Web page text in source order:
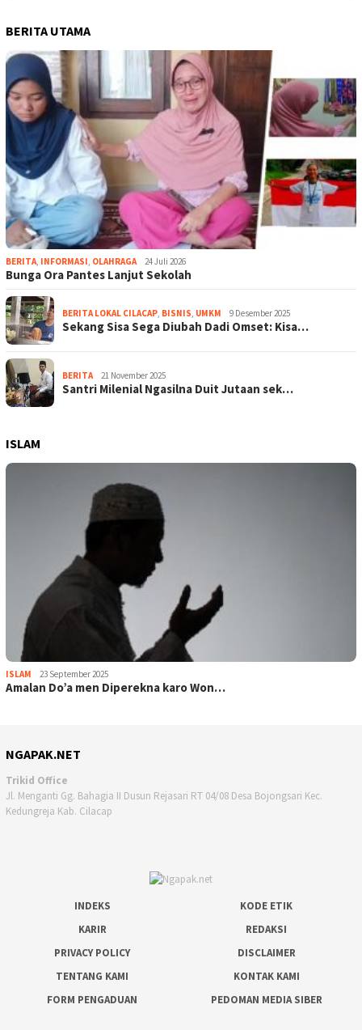
BERITA UTAMA
BERITA, INFORMASI, OLAHRAGA 24 Juli 2026
Bunga Ora Pantes Lanjut Sekolah
BERITA LOKAL CILACAP, BISNIS, UMKM 9 Desember 2025
Sekang Sisa Sega Diubah Dadi Omset: Kisa…
BERITA 21 November 2025
Santri Milenial Ngasilna Duit Jutaan sek…
ISLAM
ISLAM 23 September 2025
Amalan Do’a men Diperekna karo Won…
NGAPAK.NET
Trikid Office
Jl. Menganti Gg. Bahagia II Dusun Rejasari RT 04/08 Desa Bojongsari Kec.
Kedungreja Kab. Cilacap
INDEKS
KODE ETIK
KARIR
REDAKSI
PRIVACY POLICY
DISCLAIMER
TENTANG KAMI
KONTAK KAMI
FORM PENGADUAN
PEDOMAN MEDIA SIBER